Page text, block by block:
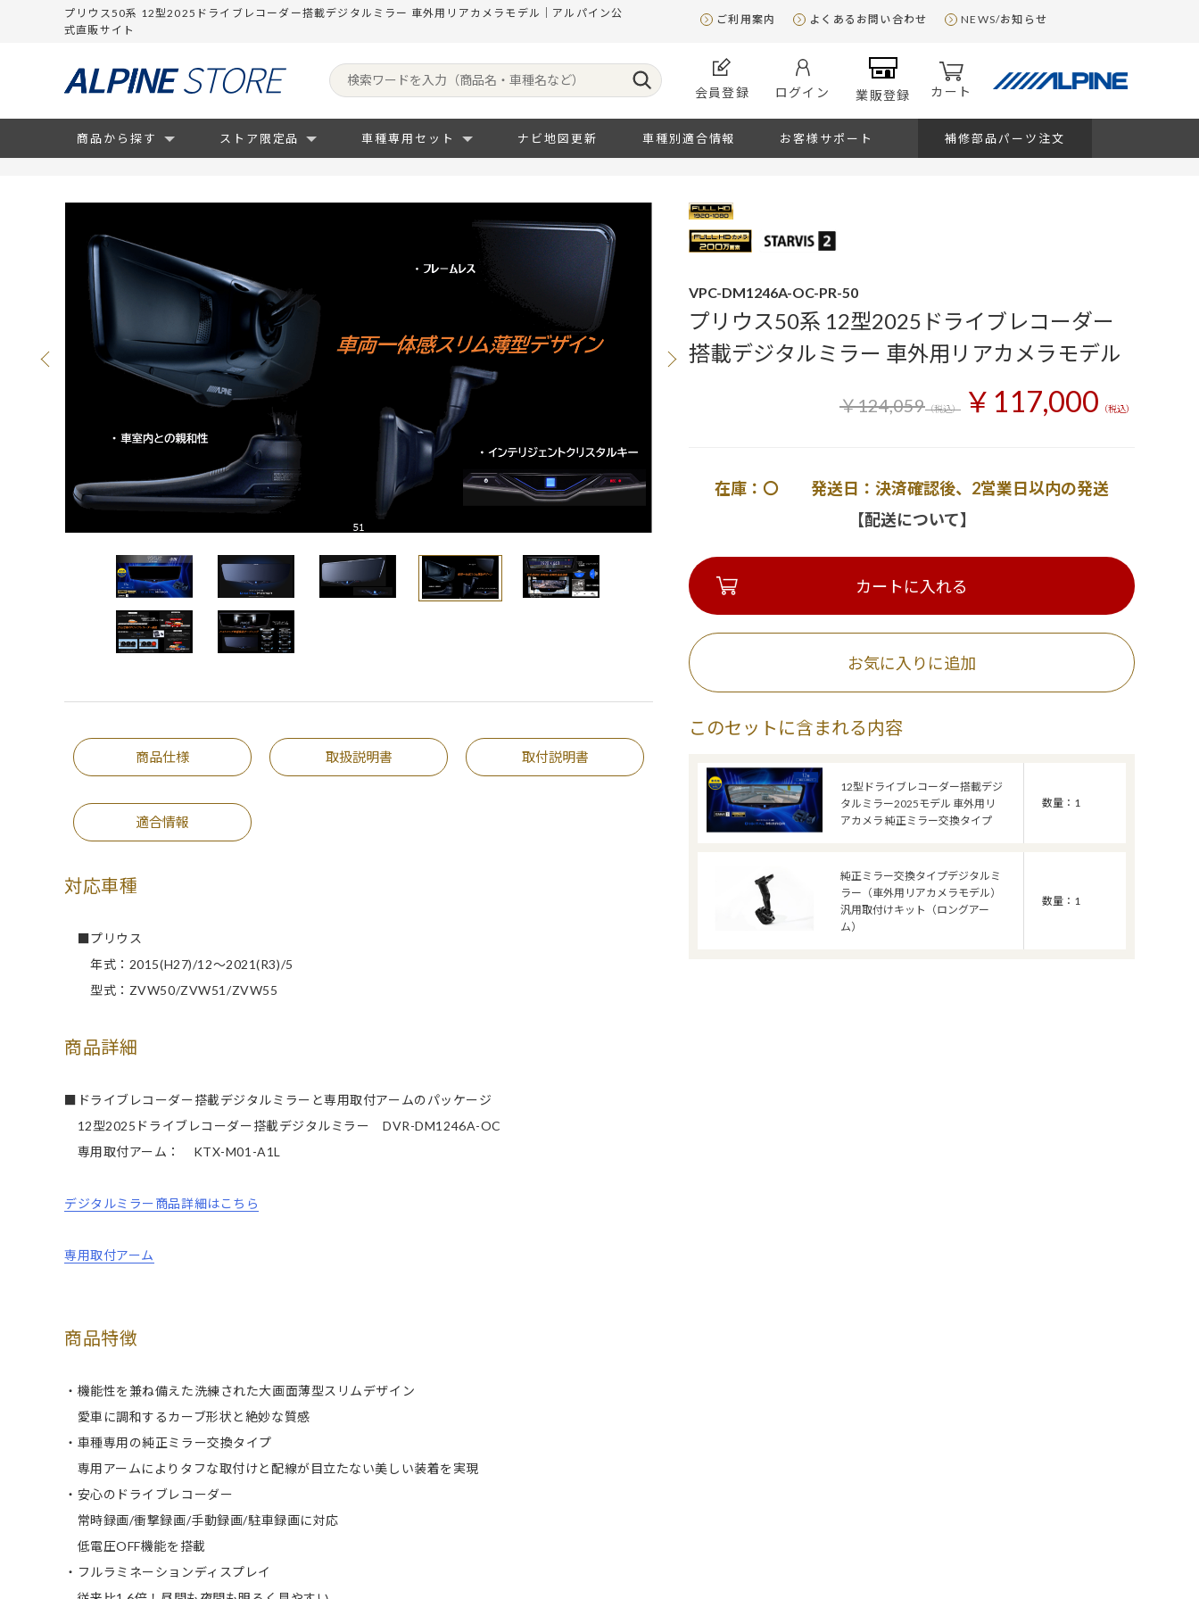
プリウス50系 12型2025ドライブレコーダー搭載デジタルミラー 車外用リアカメラモデル｜アルパイン公
式直販サイト
ご利用案内 よくあるお問い合わせ NEWS/お知らせ
会員登録 ログイン 業販登録 カート
商品から探す ストア限定品 車種専用セット ナビ地図更新 車種別適合情報 お客様サポート 補修部品パーツ注文
商品仕様 取扱説明書 取付説明書
適合情報
対応車種
■プリウス
年式：2015(H27)/12～2021(R3)/5
型式：ZVW50/ZVW51/ZVW55
商品詳細
■ドライブレコーダー搭載デジタルミラーと専用取付アームのパッケージ
12型2025ドライブレコーダー搭載デジタルミラー DVR-DM1246A-OC
専用取付アーム： KTX-M01-A1L
デジタルミラー商品詳細はこちら
専用取付アーム
商品特徴
・機能性を兼ね備えた洗練された大画面薄型スリムデザイン
愛車に調和するカーブ形状と絶妙な質感
・車種専用の純正ミラー交換タイプ
専用アームによりタフな取付けと配線が目立たない美しい装着を実現
・安心のドライブレコーダー
常時録画/衝撃録画/手動録画/駐車録画に対応
低電圧OFF機能を搭載
・フルラミネーションディスプレイ
VPC-DM1246A-OC-PR-50
プリウス50系 12型2025ドライブレコーダー
搭載デジタルミラー 車外用リアカメラモデル
￥124,059（税込） ￥117,000 （税込）
在庫：〇 発送日：決済確認後、2営業日以内の発送
【配送について】
カートに入れる
このセットに含まれる内容
12型ドライブレコーダー搭載デジ
タルミラー2025モデル 車外用リ
アカメラ 純正ミラー交換タイプ
数量：1
純正ミラー交換タイプデジタルミ
ラー（車外用リアカメラモデル）
汎用取付けキット（ロングアー
ム）
数量：1
お気に入りに追加